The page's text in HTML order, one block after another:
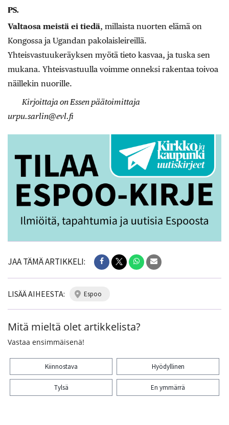
PS.
Valtaosa meistä ei tiedä, millaista nuorten elämä on
Kongossa ja Ugandan pakolaisleireillä.
Yhteisvastuukeräyksen myötä tieto kasvaa, ja tuska sen
mukana. Yhteisvastuulla voimme onneksi rakentaa toivoa
näillekin nuorille.
Kirjoittaja on Essen päätoimittaja
urpu.sarlin@evl.fi
JAA TÄMÄ ARTIKKELI:
LISÄÄ AIHEESTA: espoo
Mitä mieltä olet artikkelista?
Vastaa ensimmäisenä!
Kiinnostava Hyödyllinen
Tylsä En ymmärrä